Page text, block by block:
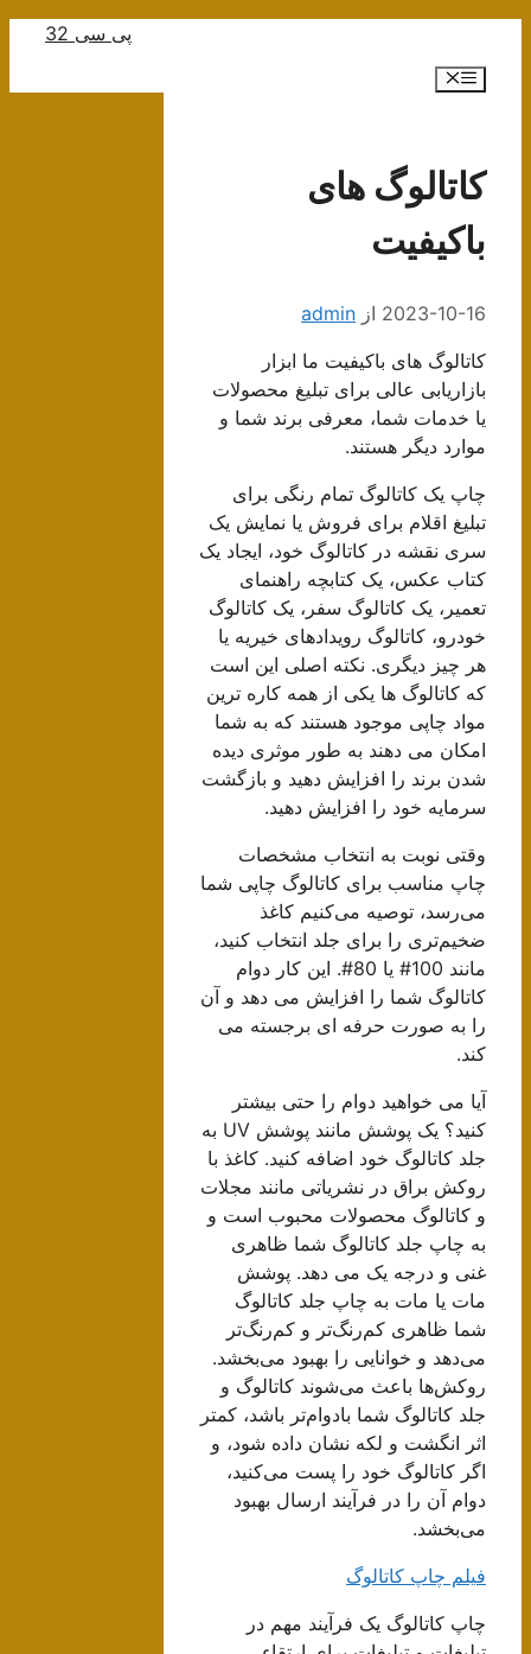
پی سی 32
فهرست
کاتالوگ های
باکیفیت
2023-10-16 از admin
کاتالوگ های باکیفیت ما ابزار
بازاریابی عالی برای تبلیغ محصولات
یا خدمات شما، معرفی برند شما و
موارد دیگر هستند.
چاپ یک کاتالوگ تمام رنگی برای
تبلیغ اقلام برای فروش یا نمایش یک
سری نقشه در کاتالوگ خود، ایجاد یک
کتاب عکس، یک کتابچه راهنمای
تعمیر، یک کاتالوگ سفر، یک کاتالوگ
خودرو، کاتالوگ رویدادهای خیریه یا
هر چیز دیگری. نکته اصلی این است
که کاتالوگ ها یکی از همه کاره ترین
مواد چاپی موجود هستند که به شما
امکان می دهند به طور موثری دیده
شدن برند را افزایش دهید و بازگشت
سرمایه خود را افزایش دهید.
وقتی نوبت به انتخاب مشخصات
چاپ مناسب برای کاتالوگ چاپی شما
می‌رسد، توصیه می‌کنیم کاغذ
ضخیم‌تری را برای جلد انتخاب کنید،
مانند 100# یا 80#. این کار دوام
کاتالوگ شما را افزایش می دهد و آن
را به صورت حرفه ای برجسته می
کند.
آیا می خواهید دوام را حتی بیشتر
کنید؟ یک پوشش مانند پوشش UV به
جلد کاتالوگ خود اضافه کنید. کاغذ با
روکش براق در نشریاتی مانند مجلات
و کاتالوگ محصولات محبوب است و
به چاپ جلد کاتالوگ شما ظاهری
غنی و درجه یک می دهد. پوشش
مات یا مات به چاپ جلد کاتالوگ
شما ظاهری کم‌رنگ‌تر و کم‌رنگ‌تر
می‌دهد و خوانایی را بهبود می‌بخشد.
روکش‌ها باعث می‌شوند کاتالوگ و
جلد کاتالوگ شما بادوام‌تر باشد، کمتر
اثر انگشت و لکه نشان داده شود، و
اگر کاتالوگ خود را پست می‌کنید،
دوام آن را در فرآیند ارسال بهبود
می‌بخشد.
فیلم چاپ کاتالوگ
چاپ کاتالوگ یک فرآیند مهم در